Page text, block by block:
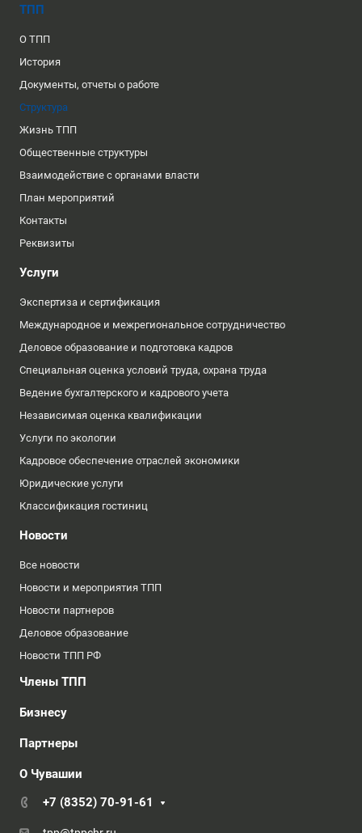
ТПП
О ТПП
История
Документы, отчеты о работе
Структура
Жизнь ТПП
Общественные структуры
Взаимодействие с органами власти
План мероприятий
Контакты
Реквизиты
Услуги
Экспертиза и сертификация
Международное и межрегиональное сотрудничество
Деловое образование и подготовка кадров
Специальная оценка условий труда, охрана труда
Ведение бухгалтерского и кадрового учета
Независимая оценка квалификации
Услуги по экологии
Кадровое обеспечение отраслей экономики
Юридические услуги
Классификация гостиниц
Новости
Все новости
Новости и мероприятия ТПП
Новости партнеров
Деловое образование
Новости ТПП РФ
Члены ТПП
Бизнесу
Партнеры
О Чувашии
+7 (8352) 70-91-61